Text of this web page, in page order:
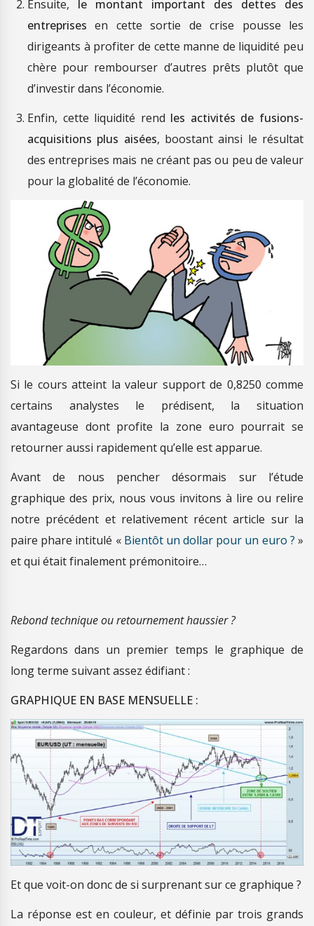
Ensuite,
le montant important des dettes des
entreprises en cette sortie de crise pousse les
dirigeants à profiter de cette manne de liquidité peu
chère pour rembourser d’autres prêts plutôt que
d’investir dans l’économie.
Enfin, cette liquidité rend les activités de fusions-
acquisitions plus aisées, boostant ainsi le résultat
des entreprises mais ne créant pas ou peu de valeur
pour la globalité de l’économie.
Si le cours atteint la valeur support de 0,8250 comme
certains analystes le prédisent, la situation
avantageuse dont profite la zone euro pourrait se
retourner aussi rapidement qu’elle est apparue.
Avant de nous pencher désormais sur l’étude
graphique des prix, nous vous invitons à lire ou relire
notre précédent et relativement récent article sur la
paire phare intitulé « Bientôt un dollar pour un euro ?»
et qui était finalement prémonitoire…
Rebond technique ou retournement haussier ?
Regardons dans un premier temps le graphique de
long terme suivant assez édifiant :
GRAPHIQUE EN BASE MENSUELLE :
Et que voit-on donc de si surprenant sur ce graphique ?
La réponse est en couleur, et définie par trois grands